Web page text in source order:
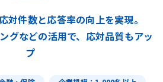
対件数と応答率の向上を実現。
グなどの活用で、応対品質もアッ
プ